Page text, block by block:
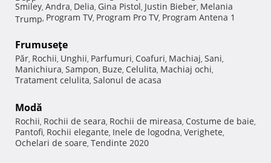
Smiley, Andra, Delia, Gina Pistol, Justin Bieber, Melania
Trump, Program TV, Program Pro TV, Program Antena 1
Frumuseţe
Păr, Rochii, Unghii, Parfumuri, Coafuri, Machiaj, Sani,
Manichiura, Sampon, Buze, Celulita, Machiaj ochi,
Tratament celulita, Salonul de acasa
Modă
Rochii, Rochii de seara, Rochii de mireasa, Costume de baie,
Pantofi, Rochii elegante, Inele de logodna, Verighete,
Ochelari de soare, Tendinte 2020